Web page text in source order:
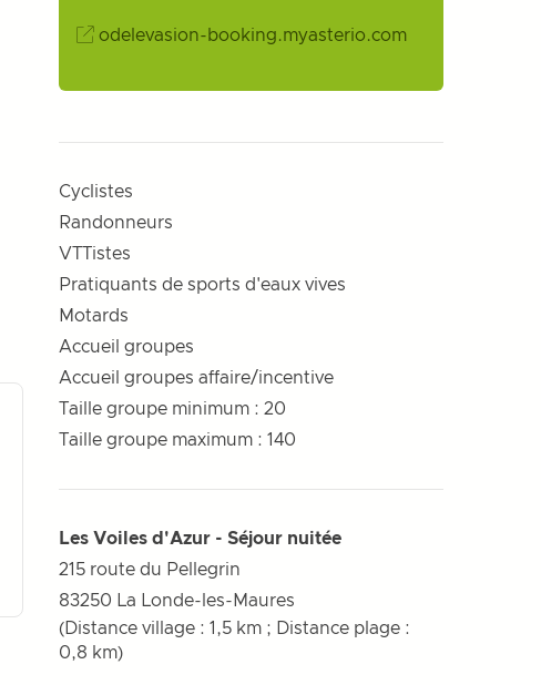
odelevasion-booking.myasterio.com
Cyclistes
Randonneurs
VTTistes
Pratiquants de sports d'eaux vives
Motards
Accueil groupes
Accueil groupes affaire/incentive
Taille groupe minimum : 20
Taille groupe maximum : 140
Les Voiles d'Azur - Séjour nuitée
215 route du Pellegrin
83250 La Londe-les-Maures
(Distance village : 1,5 km ; Distance plage :
0,8 km)